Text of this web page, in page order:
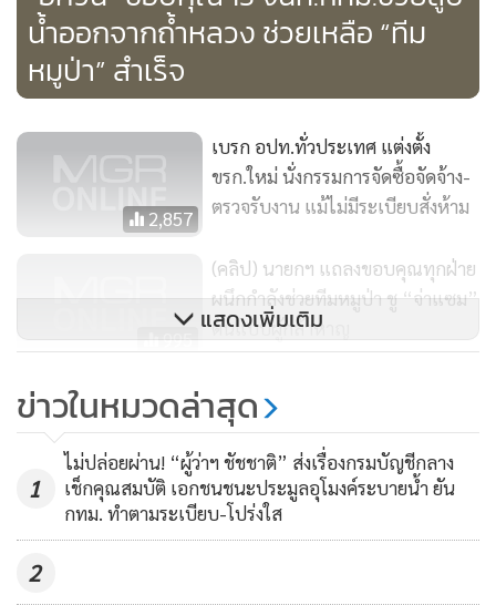
9. นายปาริชาติ มาพร พนักงานป้องกันและบรรเทาสาธารณภัย
ปฏิบัติงาน สถานีดับเพลิงห้วยขวาง กองปฏิบัติการดับเพลิง 2
10. นายธนากร จันทร์อ่อน พนักงานป้องกันและบรรเทา
สาธารณภัยปฏิบัติงาน สถานีดับเพลิงห้วยขวาง กองปฏิบัติการ
ดับเพลิง 2
11. นายวิษณุ คลังเพ็ชร พนักงานป้องกันและบรรเทา
สาธารณภัยชำนาญงาน สถานีดับเพลิงห้วยขวาง กองปฏิบัติการ
ดับเพลิง 2
และบรรเทาสาธารณภัย กองอำนวยการป้องกันและบรรเทา
สาธารณภัย
13. นายสมพงษ์ ส่วยนนท์ พนักงานขับรถยนต์ ฝ่ายป้องกันและ
บรรเทาสาธารณภัย กองอำนวยการป้องกันและบรรเทา
น้ำออกจากถ้ำหลวง ช่วยเหลือ “ทีม
หมูป่า” สำเร็จ
2,857
เบรก อปท.ทั่วประเทศ แต่งตั้ง
ขรก.ใหม่ นั่งกรรมการจัดซื้อจัดจ้าง-
ตรวจรับงาน แม้ไม่มีระเบียบสั่งห้าม
995
(คลิป) นายกฯ แถลงขอบคุณทุกฝ่าย
ผนึกกำลังช่วยทีมหมูป่า ชู “จ่าแซม”
ต้นแบบผู้กล้าหาญ
1,401
ภารกิจสำคัญ ลำเลียงถังออกซิเจน
เพื่อช่วย “ทีมหมูป่า”
แสดงเพิ่มเติม
ข่าวในหมวดล่าสุด
1
ไม่ปล่อยผ่าน! “ผู้ว่าฯ ชัชชาติ” ส่งเรื่องกรมบัญชีกลาง
เช็กคุณสมบัติ เอกชนชนะประมูลอุโมงค์ระบายน้ำ ยัน
กทม. ทำตามระเบียบ-โปร่งใส
2